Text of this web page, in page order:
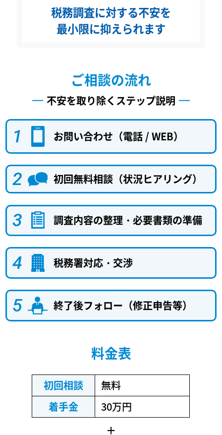
税務調査に対する不安を
最小限に抑えられます
ご相談の流れ
不安を取り除くステップ説明
お問い合わせ（電話 / WEB）
初回無料相談（状況ヒアリング）
調査内容の整理・必要書類の準備
税務署対応・交渉
終了後フォロー（修正申告等）
料金表
初回相談
無料
着手金
30万円
＋